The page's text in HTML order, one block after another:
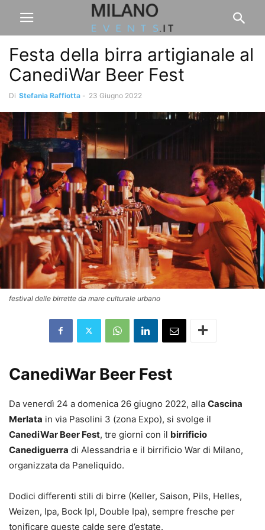
Festa della birra artigianale al
CanediWar Beer Fest
Di Stefania Raffiotta - 23 Giugno 2022
festival delle birrette da mare culturale urbano
CanediWar Beer Fest
Da venerdì 24 a domenica 26 giugno 2022, alla Cascina
Merlata in via Pasolini 3 (zona Expo), si svolge il
CanediWar Beer Fest, tre giorni con il birrificio
Canediguerra di Alessandria e il birrificio War di Milano,
organizzata da Paneliquido.
Dodici differenti stili di birre (Keller, Saison, Pils, Helles,
Weizen, Ipa, Bock Ipl, Double Ipa), sempre fresche per
tonificare queste calde sere d’estate.